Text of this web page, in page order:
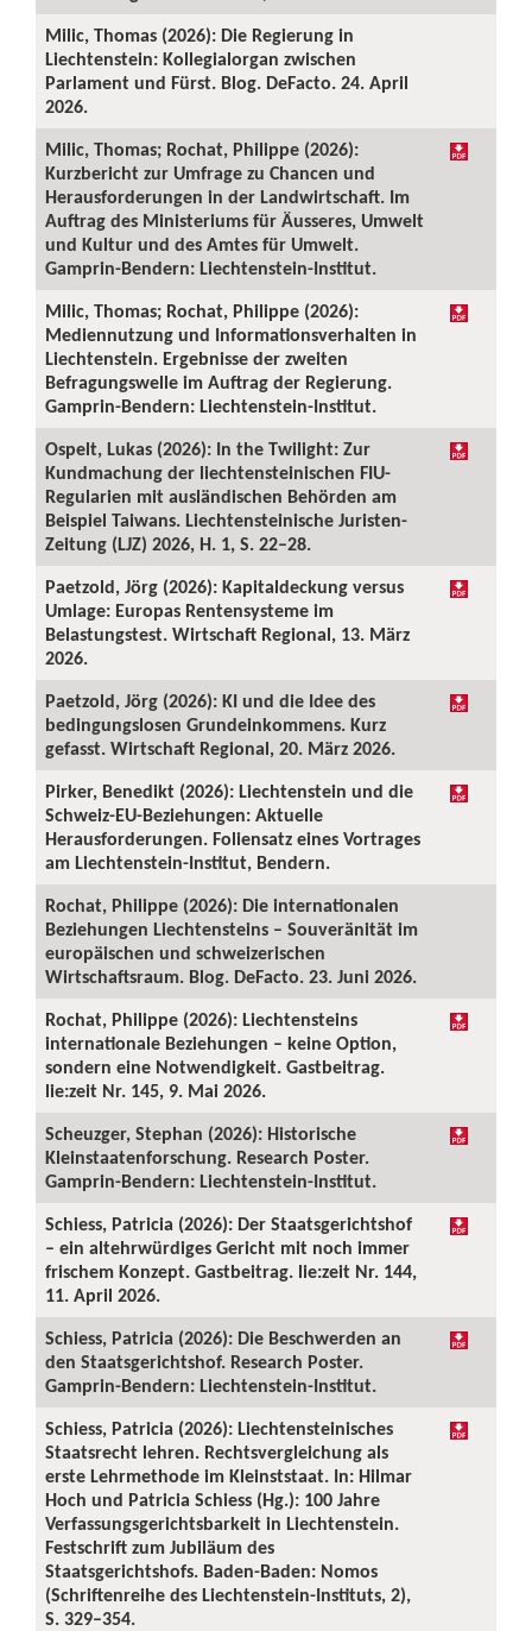
Milic, Thomas (2026): Die Regierung in
Liechtenstein: Kollegialorgan zwischen
Parlament und Fürst. Blog. DeFacto. 24. April
2026.
Milic, Thomas; Rochat, Philippe (2026):
Kurzbericht zur Umfrage zu Chancen und
Herausforderungen in der Landwirtschaft. Im
Auftrag des Ministeriums für Äusseres, Umwelt
und Kultur und des Amtes für Umwelt.
Gamprin-Bendern: Liechtenstein-Institut.
Milic, Thomas; Rochat, Philippe (2026):
Mediennutzung und Informationsverhalten in
Liechtenstein. Ergebnisse der zweiten
Befragungswelle im Auftrag der Regierung.
Gamprin-Bendern: Liechtenstein-Institut.
Ospelt, Lukas (2026): In the Twilight: Zur
Kundmachung der liechtensteinischen FIU-
Regularien mit ausländischen Behörden am
Beispiel Taiwans. Liechtensteinische Juristen-
Zeitung (LJZ) 2026, H. 1, S. 22–28.
Paetzold, Jörg (2026): Kapitaldeckung versus
Umlage: Europas Rentensysteme im
Belastungstest. Wirtschaft Regional, 13. März
2026.
Paetzold, Jörg (2026): KI und die Idee des
bedingungslosen Grundeinkommens. Kurz
gefasst. Wirtschaft Regional, 20. März 2026.
Pirker, Benedikt (2026): Liechtenstein und die
Schweiz-EU-Beziehungen: Aktuelle
Herausforderungen. Foliensatz eines Vortrages
am Liechtenstein-Institut, Bendern.
Rochat, Philippe (2026): Die internationalen
Beziehungen Liechtensteins – Souveränität im
europäischen und schweizerischen
Wirtschaftsraum. Blog. DeFacto. 23. Juni 2026.
Rochat, Philippe (2026): Liechtensteins
internationale Beziehungen – keine Option,
sondern eine Notwendigkeit. Gastbeitrag.
lie:zeit Nr. 145, 9. Mai 2026.
Scheuzger, Stephan (2026): Historische
Kleinstaatenforschung. Research Poster.
Gamprin-Bendern: Liechtenstein-Institut.
Schiess, Patricia (2026): Der Staatsgerichtshof
– ein altehrwürdiges Gericht mit noch immer
frischem Konzept. Gastbeitrag. lie:zeit Nr. 144,
11. April 2026.
Schiess, Patricia (2026): Die Beschwerden an
den Staatsgerichtshof. Research Poster.
Gamprin-Bendern: Liechtenstein-Institut.
Schiess, Patricia (2026): Liechtensteinisches
Staatsrecht lehren. Rechtsvergleichung als
erste Lehrmethode im Kleinststaat. In: Hilmar
Hoch und Patricia Schiess (Hg.): 100 Jahre
Verfassungsgerichtsbarkeit in Liechtenstein.
Festschrift zum Jubiläum des
Staatsgerichtshofs. Baden-Baden: Nomos
(Schriftenreihe des Liechtenstein-Instituts, 2),
S. 329–354.